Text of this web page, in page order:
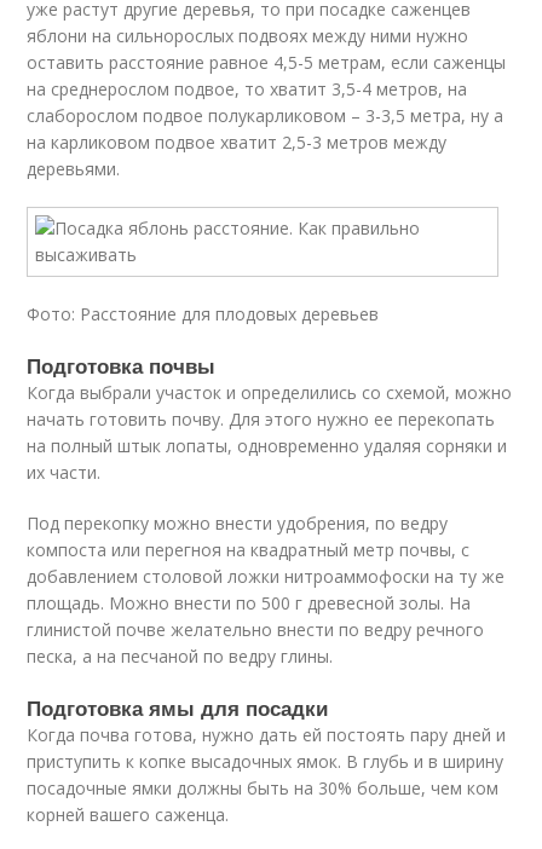
уже растут другие деревья, то при посадке саженцев
яблони на сильнорослых подвоях между ними нужно
оставить расстояние равное 4,5-5 метрам, если саженцы
на среднерослом подвое, то хватит 3,5-4 метров, на
слаборослом подвое полукарликовом – 3-3,5 метра, ну а
на карликовом подвое хватит 2,5-3 метров между
деревьями.
Фото: Расстояние для плодовых деревьев
Подготовка почвы
Когда выбрали участок и определились со схемой, можно
начать готовить почву. Для этого нужно ее перекопать
на полный штык лопаты, одновременно удаляя сорняки и
их части.
Под перекопку можно внести удобрения, по ведру
компоста или перегноя на квадратный метр почвы, с
добавлением столовой ложки нитроаммофоски на ту же
площадь. Можно внести по 500 г древесной золы. На
глинистой почве желательно внести по ведру речного
песка, а на песчаной по ведру глины.
Подготовка ямы для посадки
Когда почва готова, нужно дать ей постоять пару дней и
приступить к копке высадочных ямок. В глубь и в ширину
посадочные ямки должны быть на 30% больше, чем ком
корней вашего саженца.